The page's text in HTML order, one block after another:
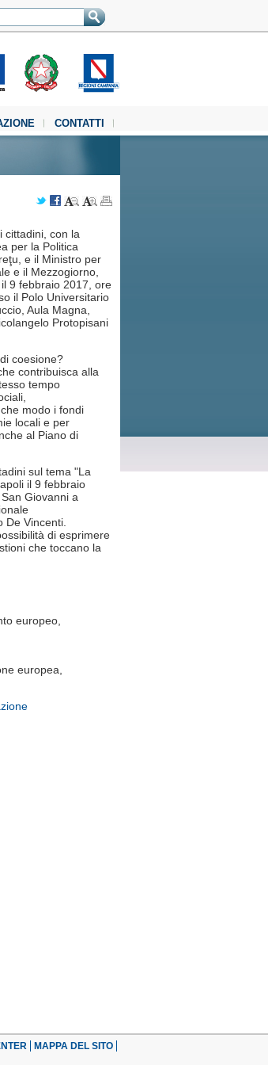
CONTATTI
cittadini, con la
per la Politica
e il Ministro per
e il Mezzogiorno,
9 febbraio 2017, ore
il Polo Universitario
Aula Magna,
Protopisani
coesione?
contribuisca alla
tempo
modo i fondi
locali e per
al Piano di
sul tema "La
il 9 febbraio
Giovanni a
Vincenti.
di esprimere
che toccano la
europeo,
europea,
MAPPA DEL SITO